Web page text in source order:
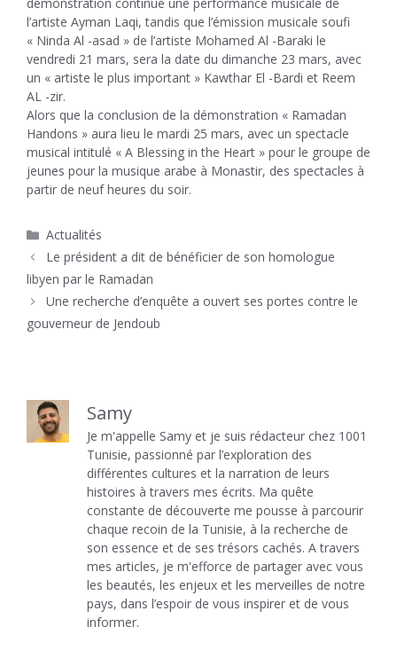
l’artiste Ayman Laqi, tandis que l’émission musicale soufi
« Ninda Al -asad » de l’artiste Mohamed Al -Baraki le
vendredi 21 mars, sera la date du dimanche 23 mars, avec
un « artiste le plus important » Kawthar El -Bardi et Reem
AL -zir.
Alors que la conclusion de la démonstration « Ramadan
Handons » aura lieu le mardi 25 mars, avec un spectacle
musical intitulé « A Blessing in the Heart » pour le groupe de
jeunes pour la musique arabe à Monastir, des spectacles à
partir de neuf heures du soir.
Catégories
Actualités
Le président a dit de bénéficier de son homologue
libyen par le Ramadan
Une recherche d’enquête a ouvert ses portes contre le
gouverneur de Jendoub
Samy
Je m'appelle Samy et je suis rédacteur chez 1001
Tunisie, passionné par l’exploration des
différentes cultures et la narration de leurs
histoires à travers mes écrits. Ma quête
constante de découverte me pousse à parcourir
chaque recoin de la Tunisie, à la recherche de
son essence et de ses trésors cachés. A travers
mes articles, je m'efforce de partager avec vous
les beautés, les enjeux et les merveilles de notre
pays, dans l’espoir de vous inspirer et de vous
informer.